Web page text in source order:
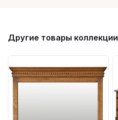
Другие товары коллекции